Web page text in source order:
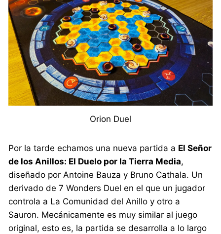
Orion Duel
Por la tarde echamos una nueva partida a El Señor
de los Anillos: El Duelo por la Tierra Media,
diseñado por Antoine Bauza y Bruno Cathala. Un
derivado de 7 Wonders Duel en el que un jugador
controla a La Comunidad del Anillo y otro a
Sauron. Mecánicamente es muy similar al juego
original, esto es, la partida se desarrolla a lo largo